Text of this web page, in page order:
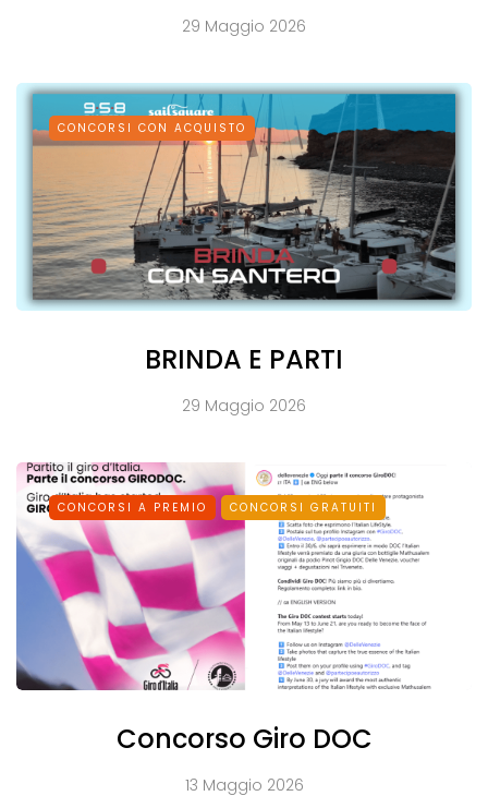
29 Maggio 2026
CONCORSI CON ACQUISTO
BRINDA E PARTI
29 Maggio 2026
CONCORSI A PREMIO CONCORSI GRATUITI
Concorso Giro DOC
13 Maggio 2026